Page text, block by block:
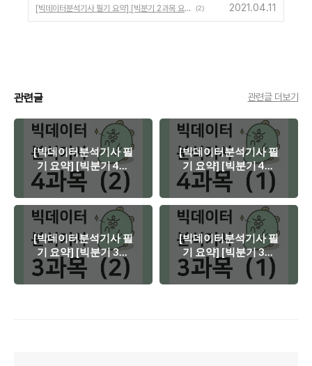
[빅데이터분석기사 필기 요약] [빅분기 2과목 요약] II. 빅데이터 탐색 - 요약 (2) (2) 2021.04.11
관련글 관련글 더보기
[빅데이터분석기사 필
기 요약] [빅분기 4과
목 요약] IV. 빅데이터
결과 해석 - 요약 (2)
[빅데이터분석기사 필
기 요약] [빅분기 4과
목 요약] IV. 빅데이터
결과 해석 - 요약 (1)
[빅데이터분석기사 필
기 요약] [빅분기 3과
목 요약] III. 빅데이터
모델링 - 요약 (2)
[빅데이터분석기사 필
기 요약] [빅분기 3과
목 요약] III. 빅데이터
모델링 - 요약 (1)